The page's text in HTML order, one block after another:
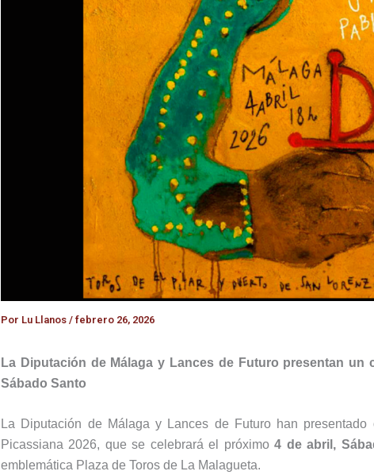
Por Lu Llanos / febrero 26, 2026
La Diputación de Málaga y Lances de Futuro presentan un
Sábado Santo
La Diputación de Málaga y Lances de Futuro han
Picassiana 2026, que se celebrará el próximo4 de abril,
emblemática Plaza de Toros de La Malagueta.